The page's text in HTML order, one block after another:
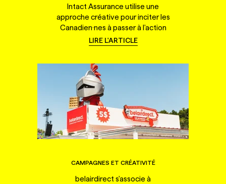
Intact Assurance utilise une
approche créative pour inciter les
Canadien·nes à passer à l'action
LIRE L'ARTICLE
CAMPAGNES ET CRÉATIVITÉ
belairdirect s'associe à